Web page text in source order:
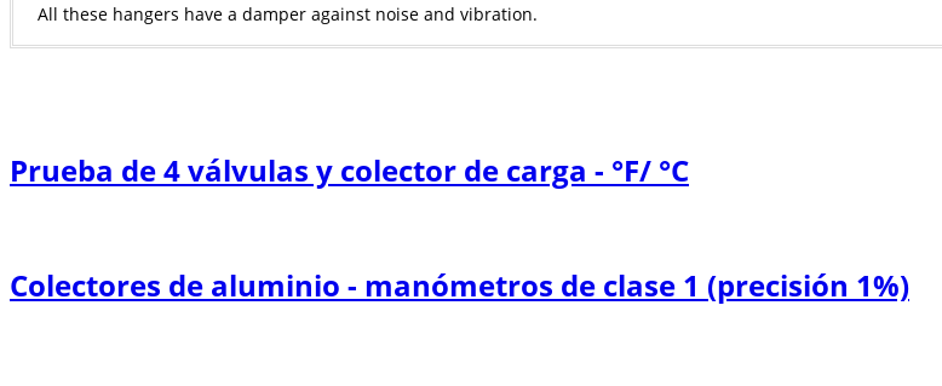
All these hangers have a damper against noise and vibration.
Prueba de 4 válvulas y colector de carga - °F/ °C
Colectores de aluminio - manómetros de clase 1 (precisión 1%)